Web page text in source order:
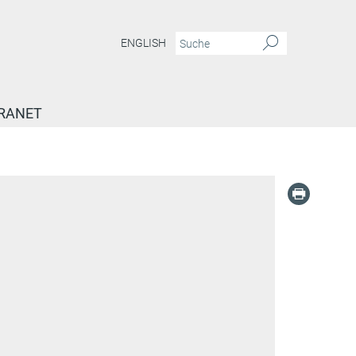
ENGLISH